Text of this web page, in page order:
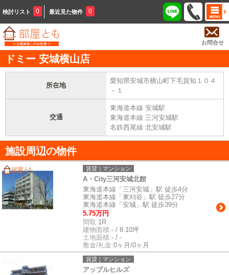
検討リスト 0 最近見た物件 0
お問合せ
ドミー 安城横山店
所在地
愛知県安城市横山町下毛賀知１０４
－１
交通
東海道本線 安城駅
東海道本線 三河安城駅
名鉄西尾線 北安城駅
施設周辺の物件
賃貸｜マンション
A・City三河安城北館
東海道本線「三河安城」駅 徒歩4分
東海道本線「東刈谷」駅 徒歩27分
東海道本線「安城」駅 徒歩39分
5.75万円
間取:1R
建物面積:- / 8.10坪
土地面積:- / -
敷金/礼金:0ヶ月/0ヶ月
賃貸｜マンション
アップルヒルズ